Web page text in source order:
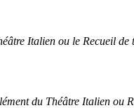
Italien ou le Recueil de
du Théâtre Italien ou